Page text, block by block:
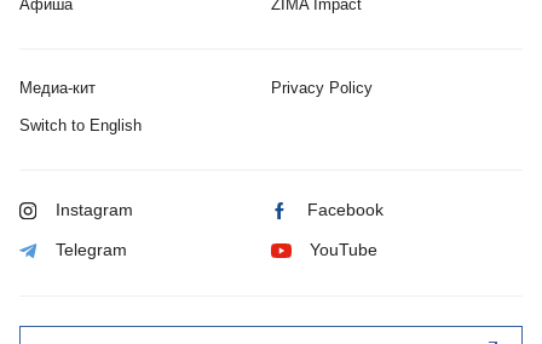
Афиша ZIMA Impact
Медиа-кит Privacy Policy
Switch to English
Instagram Facebook
Telegram YouTube